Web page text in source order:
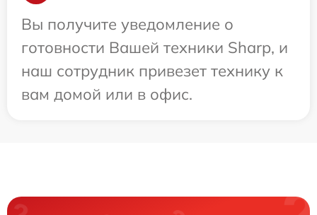
Вы получите уведомление о
готовности Вашей техники Sharp, и
наш сотрудник привезет технику к
вам домой или в офис.